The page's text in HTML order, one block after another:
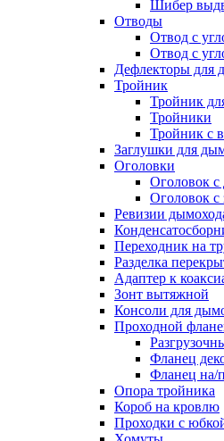
Шибер
Отводы
Отвод с
Отвод с
Дефлекторы для
Тройник
Тройник
Тройники
Тройник с
Заглушки для
Оголовки
Оголовок с
Оголовок с
Ревизии
Переходник на
Разделка
Адаптер к
Зонт вытяжной
Консоли для
Проходной
Фланец
Фланец на/
Опора тройника
Короб на кровлю
Проходки с